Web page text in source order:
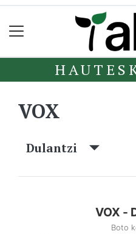
VOX
Dulantzi
VOX -
Boto